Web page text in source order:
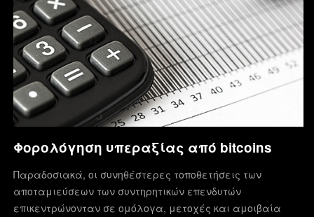
Φορολόγηση υπεραξίας από bitcoins
Παραδοσιακά, οι συνηθέστερες τοποθετήσεις των
αποταμιεύσεων των συντηρητικών επενδυτών
επικεντρώνονταν σε ομόλογα, μετοχές και αμοιβαία